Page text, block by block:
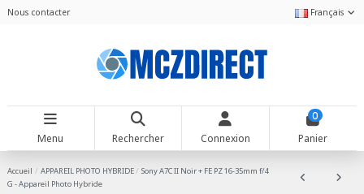
Nous contacter Français
Menu Rechercher Connexion
0
Panier
Accueil APPAREIL PHOTO HYBRIDE
Sony A7C II Noir + FE PZ 16-35mm f/4
G - Appareil Photo Hybride